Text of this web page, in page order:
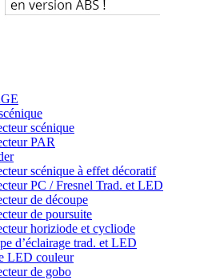
scénique
PAR
scénique à effet décoratif
PC / Fresnel Trad. et LED
de découpe
de poursuite
horiziode et cycliode
d’éclairage trad. et LED
LED couleur
de gobo